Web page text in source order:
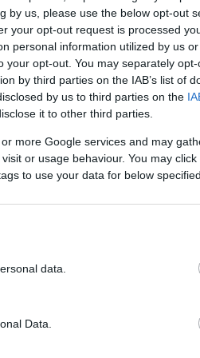
by us, please use the below opt-out
your opt-out request is processed
personal information utilized by us
your opt-out. You may separately
by third parties on the IAB’s list of
by us to third parties on the
it to other third parties.
more Google services and may
or usage behaviour. You may
to use your data for below
data.
Data.
του σκότωσε με 6
με σφοδρότητα σε
στην παραλιακή
στο Βενιζέλειο
στα πλευρά και στους
Η μάχη του στην
ο Χάρης άφησε την
του βυθίζεται στην
στο ίδιο σημείο, με τον
στην οικογένεια του
βρίσκεται την θέση του